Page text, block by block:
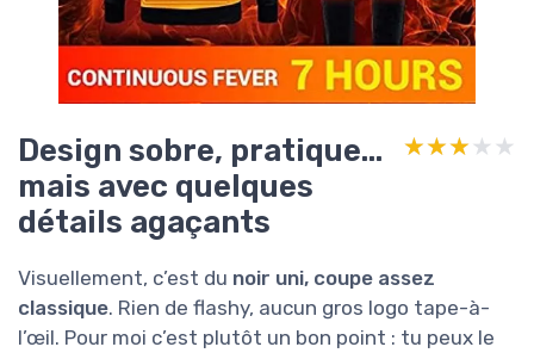
Design sobre, pratique…
mais avec quelques
détails agaçants
★★★★★
★★★★★
Visuellement, c’est du noir uni, coupe assez
classique. Rien de flashy, aucun gros logo tape-à-
l’œil. Pour moi c’est plutôt un bon point : tu peux le